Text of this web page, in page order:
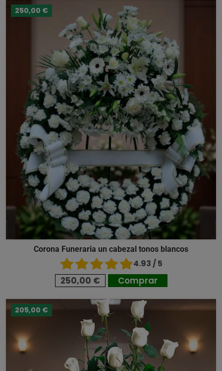
250,00 €
Corona Funeraria un cabezal tonos blancos
4.93 / 5
250,00 € Comprar
205,00 €